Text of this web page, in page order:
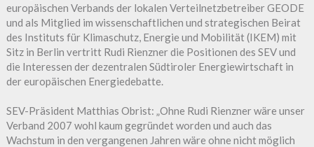
europäischen Verbands der lokalen Verteilnetzbetreiber GEODE
und als Mitglied im wissenschaftlichen und strategischen Beirat
des Instituts für Klimaschutz, Energie und Mobilität (IKEM) mit
Sitz in Berlin vertritt Rudi Rienzner die Positionen des SEV und
die Interessen der dezentralen Südtiroler Energiewirtschaft in
der europäischen Energiedebatte.
SEV-Präsident Matthias Obrist: „Ohne Rudi Rienzner wäre unser
Verband 2007 wohl kaum gegründet worden und auch das
Wachstum in den vergangenen Jahren wäre ohne nicht möglich